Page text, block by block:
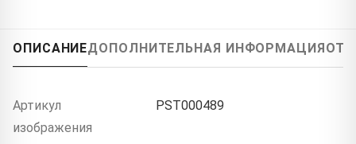
ОПИСАНИЕДОПОЛНИТЕЛЬНАЯ ИНФОРМАЦИЯ
Артикул
изображения
PST000489